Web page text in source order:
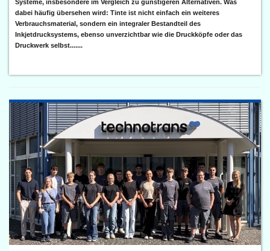
Systeme, insbesondere im Vergleich zu günstigeren Alternativen. Was
dabei häufig übersehen wird: Tinte ist nicht einfach ein weiteres
Verbrauchsmaterial, sondern ein integraler Bestandteil des
Inkjetdrucksystems, ebenso unverzichtbar wie die Druckköpfe oder das
Druckwerk selbst.......